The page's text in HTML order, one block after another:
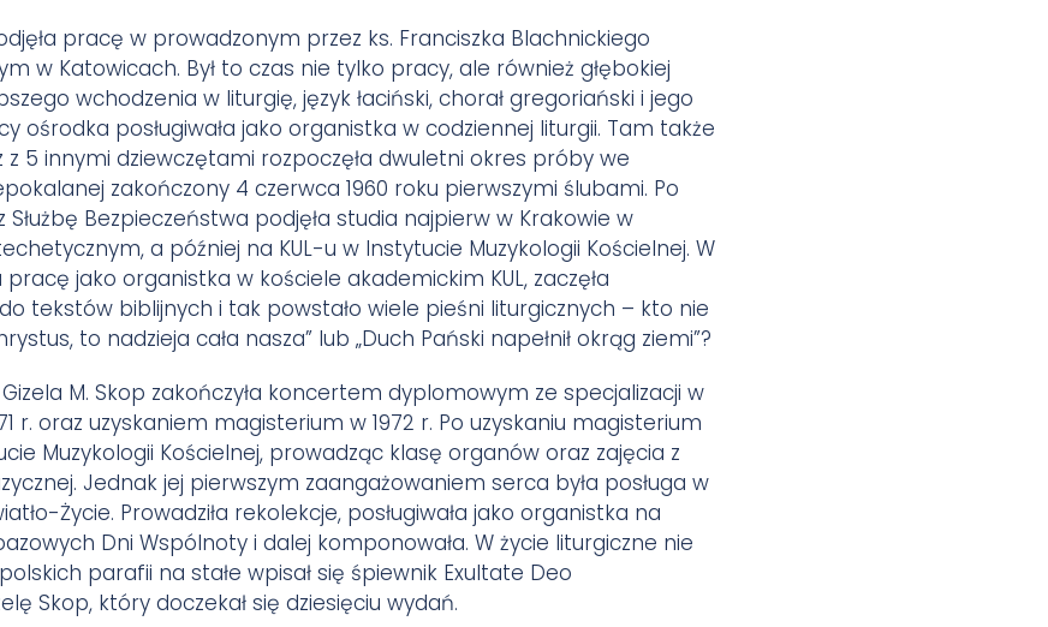
pracę w prowadzonym przez ks. Franciszka Blachnickiego
w Katowicach. Był to czas nie tylko pracy, ale również głębokiej
wchodzenia w liturgię, język łaciński, chorał gregoriański i jego
ośrodka posługiwała jako organistka w codziennej liturgii. Tam także
z 5 innymi dziewczętami rozpoczęła dwuletni okres próby we
zakończony 4 czerwca 1960 roku pierwszymi ślubami. Po
Służbę Bezpieczeństwa podjęła studia najpierw w Krakowie w
a później na KUL-u w Instytucie Muzykologii Kościelnej. W
jako organistka w kościele akademickim KUL, zaczęła
tekstów biblijnych i tak powstało wiele pieśni liturgicznych – kto nie
to nadzieja cała nasza” lub „Duch Pański napełnił okrąg ziemi”?
M. Skop zakończyła koncertem dyplomowym ze specjalizacji w
r. oraz uzyskaniem magisterium w 1972 r. Po uzyskaniu magisterium
Muzykologii Kościelnej, prowadząc klasę organów oraz zajęcia z
Jednak jej pierwszym zaangażowaniem serca była posługa w
Życie. Prowadziła rekolekcje, posługiwała jako organistka na
Dni Wspólnoty i dalej komponowała. W życie liturgiczne nie
parafii na stałe wpisał się śpiewnik Exultate Deo
Skop, który doczekał się dziesięciu wydań.